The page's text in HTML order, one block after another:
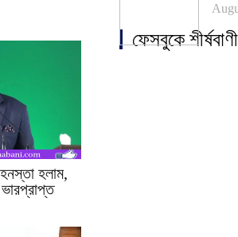
হলাম,
ফেসবুকে শীর্ষবাণী